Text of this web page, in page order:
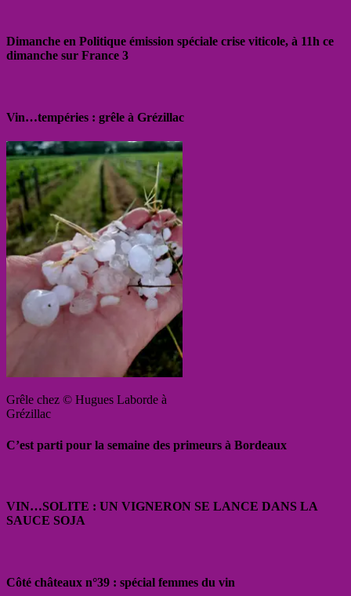
Dimanche en Politique émission spéciale crise viticole, à 11h ce
dimanche sur France 3
Vin…tempéries : grêle à Grézillac
Grêle chez © Hugues Laborde à
Grézillac
C’est parti pour la semaine des primeurs à Bordeaux
VIN…SOLITE : UN VIGNERON SE LANCE DANS LA
SAUCE SOJA
Côté châteaux n°39 : spécial femmes du vin